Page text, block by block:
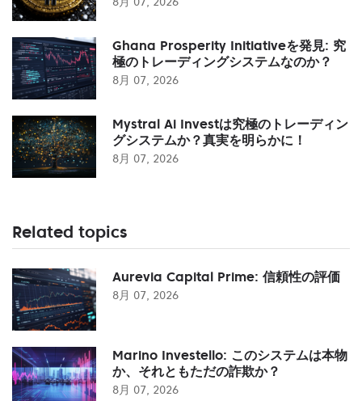
Ghana Prosperity Initiativeを発見: 究
極のトレーディングシステムなのか？
8月 07, 2026
Mystral Ai Investは究極のトレーディン
グシステムか？真実を明らかに！
8月 07, 2026
Related topics
Aurevia Capital Prime: 信頼性の評価
8月 07, 2026
Marino Investello: このシステムは本物
か、それともただの詐欺か？
8月 07, 2026